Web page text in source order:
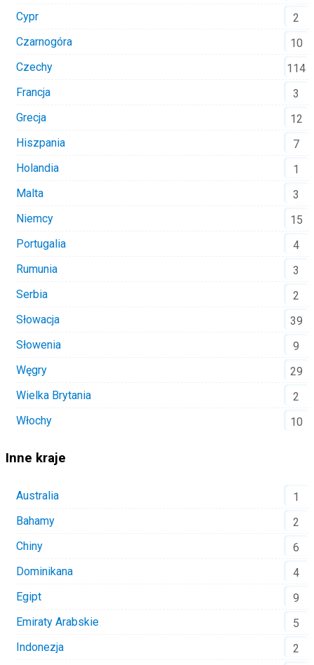
Cypr
2
Czarnogóra
10
Czechy
114
Francja
3
Grecja
12
Hiszpania
7
Holandia
1
Malta
3
Niemcy
15
Portugalia
4
Rumunia
3
Serbia
2
Słowacja
39
Słowenia
9
Węgry
29
Wielka Brytania
2
Włochy
10
Inne kraje
Australia
1
Bahamy
2
Chiny
6
Dominikana
4
Egipt
9
Emiraty Arabskie
5
Indonezja
2